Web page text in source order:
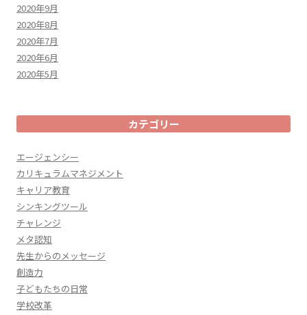
2020年9月
2020年8月
2020年7月
2020年6月
2020年5月
カテゴリー
エージェンシー
カリキュラムマネジメント
キャリア教育
シンキングツール
チャレンジ
メタ認知
先生からのメッセージ
創造力
子どもたちの日常
学校改革